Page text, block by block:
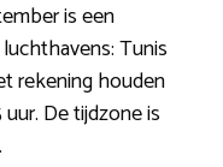
is een
Tunis
rekening houden
De tijdzone is